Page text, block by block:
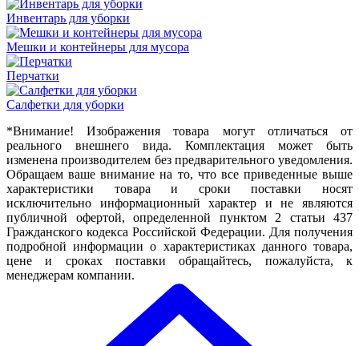
Инвентарь для уборки
Мешки и контейнеры для мусора
Перчатки
Салфетки для уборки
*Внимание! Изображения товара могут отличаться от
реального внешнего вида. Комплектация может быть
изменена производителем без предварительного уведомления.
Обращаем ваше внимание на то, что все приведенные выше
характеристики товара и сроки поставки носят
исключительно информационный характер и не являются
публичной офертой, определенной пунктом 2 статьи 437
Гражданского кодекса Российской Федерации. Для получения
подробной информации о характеристиках данного товара,
цене и сроках поставки обращайтесь, пожалуйста, к
менеджерам компании.